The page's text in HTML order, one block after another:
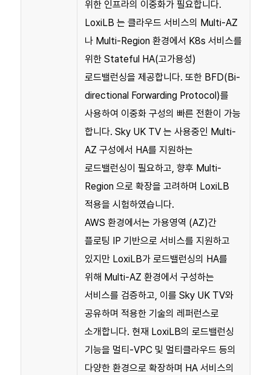
위한 인프라의 이중화가 필요합니다.
LoxiLB 는 클라우드 서비스의 Multi-AZ
나 Multi-Region 환경에서 K8s 서비스를
위한 Stateful HA(고가용성)
로드밸런싱을 제공합니다. 또한 BFD(Bi-
directional Forwarding Protocol)를
사용하여 이중화 구성의 빠른 전환이 가능
합니다. Sky UK TV 는 사용중인 Multi-
AZ 구성에서 HA를 지원하는
로드밸런싱이 필요하고, 향후 Multi-
Region 으로 확장을 고려하며 LoxiLB
적용을 시험하였습니다.
AWS 환경에서는 가용영역 (AZ)간
플로팅 IP 기반으로 서비스를 지원하고
있지만 LoxiLB가 로드밸런싱의 HA를
위해 Multi-AZ 환경에서 구성하는
서비스를 검증하고, 이를 Sky UK TV와
공유하며 적용한 기술의 레퍼런스로
소개합니다. 현재 LoxiLB의 로드밸런싱
기능을 멀티-VPC 및 멀티클라우드 등의
다양한 환경으로 확장하며 HA 서비스의